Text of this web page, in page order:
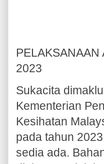
2023
Sukacita
Kementerian
Kesihatan
pada tahun
sedia ada.